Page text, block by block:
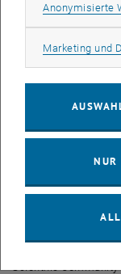
internationale
Österreichs muss
Eichlseder.
Nach sehr
Präsidentschaft von
Herbst die nächsten
den letzten Jahren
ihrer
thematische
Scientific Community
Anonymisierte
Marketing und
NUR